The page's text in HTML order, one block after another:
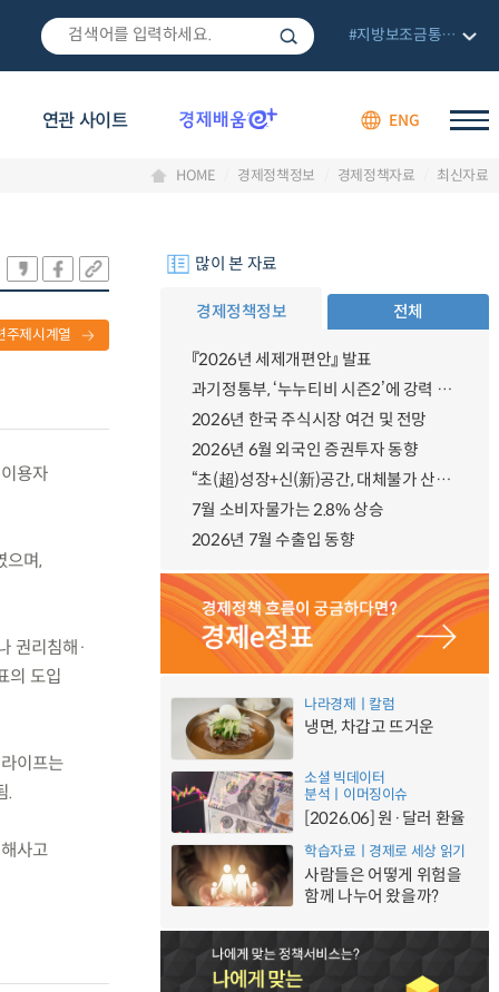
연관 사이트 ENG
#지방보조금통합관리망
HOME 경제정책정보 경제정책자료 최신자료
주제시계열
용자
으며,
권리침해·
의 도입
이프는
.
사고
많이 본 자료
경제정책정보 전체
『2026년 세제개편안』 발표
과기정통부, ‘누누티비 시즌2’에 강력 대응 의지 밝혀
2026년 한국 주식시장 여건 및 전망
2026년 6월 외국인 증권투자 동향
“초(超)성장+신(新)공간, 대체불가 산업강국”
7월 소비자물가는 2.8% 상승
2026년 7월 수출입 동향
나라경제ㅣ칼럼
냉면, 차갑고 뜨거운
소셜 빅데이터
분석ㅣ이머징이슈
[2026.06] 원·달러 환율
학습자료ㅣ경제로 세상 읽기
사람들은 어떻게 위험을
함께 나누어 왔을까?